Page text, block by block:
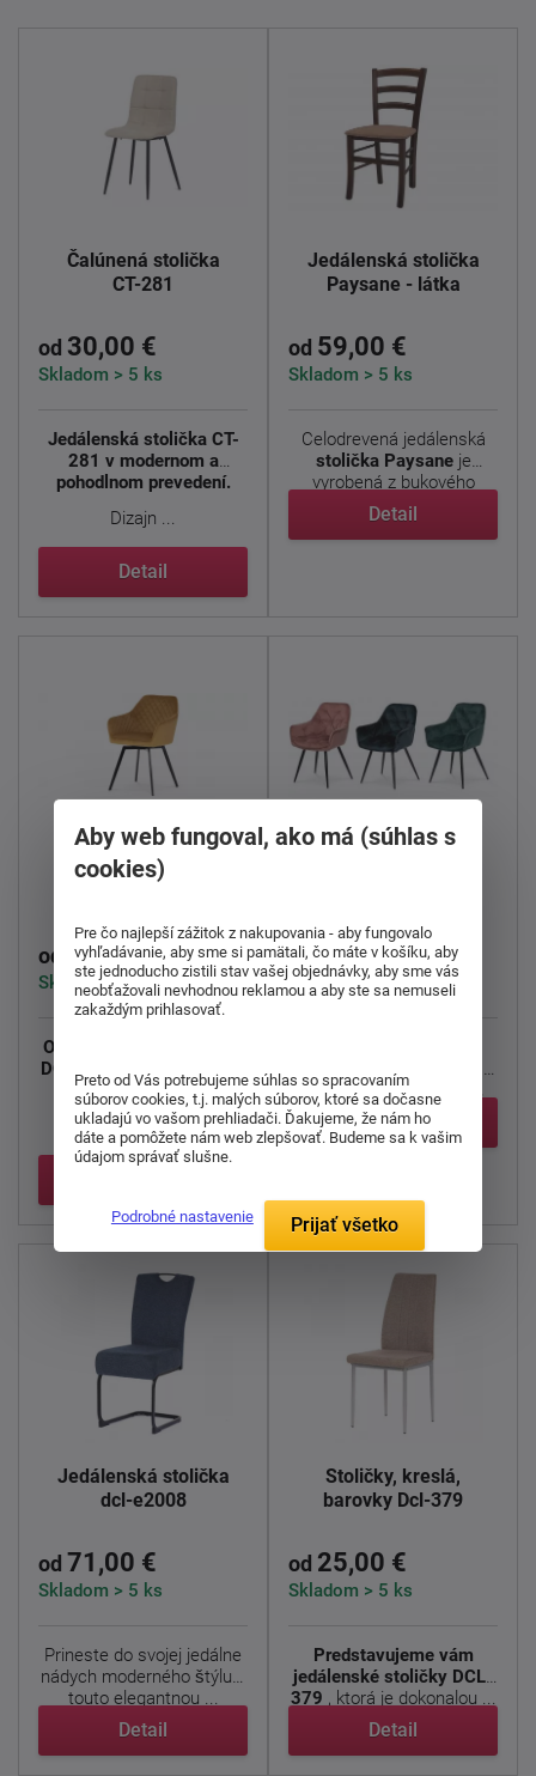
Čalúnená stolička
CT-281
od 30,00 €
Skladom > 5 ks
Jedálenská stolička CT-
281 v modernom a
pohodlnom prevedení.
Dizajn ...
Detail
Jedálenská stolička
Paysane - látka
od 59,00 €
Skladom > 5 ks
Celodrevená jedálenská
stolička Paysaneje
vyrobená z bukového
masívu ...
Detail
Jedálenské kreslo
od 78,00 €
Skladom > 5 ks
Otočné jedálenské kreslo
DCH-425 v industriálnom
štýle.
Čalúnenie ...
od83,00 €
Skladom > 5 ks
jedálneho kresla DCH-
421 v industriálnom ...
Detail
Jedálenská stolička
dcl-e2008
od 71,00 €
Skladom > 5 ks
Prineste do svojej jedálne
nádych moderného štýlu s
touto elegantnou ...
Detail
Stoličky, kreslá,
barovky Dcl-379
od 25,00 €
Skladom > 5 ks
Predstavujeme vám
jedálenské stoličky DCL-
379 , ktorá je dokonalou ...
Detail
Aby web fungoval, ako má (súhlas s
cookies)
Pre čo najlepší zážitok z nakupovania - aby fungovalo
vyhľadávanie, aby sme si pamätali, čo máte v košíku, aby
ste jednoducho zistili stav vašej objednávky, aby sme vás
neobťažovali nevhodnou reklamou a aby ste sa nemuseli
zakaždým prihlasovať.
Preto od Vás potrebujeme súhlas so spracovaním
súborov cookies, t.j. malých súborov, ktoré sa dočasne
ukladajú vo vašom prehliadači. Ďakujeme, že nám ho
dáte a pomôžete nám web zlepšovať. Budeme sa k vašim
údajom správať slušne.
Podrobné nastavenie Prijať všetko